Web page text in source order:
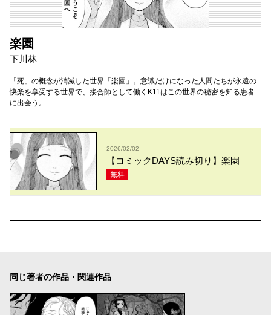
楽園
下川林
「死」の概念が消滅した世界「楽園」。意識だけになった人間たちが永遠の
快楽を享受する世界で、接合師として働くK11はこの世界の秘密を知る患者
に出会う。
2026/02/02
【コミックDAYS読み切り】楽園
無料
同じ著者の作品・関連作品